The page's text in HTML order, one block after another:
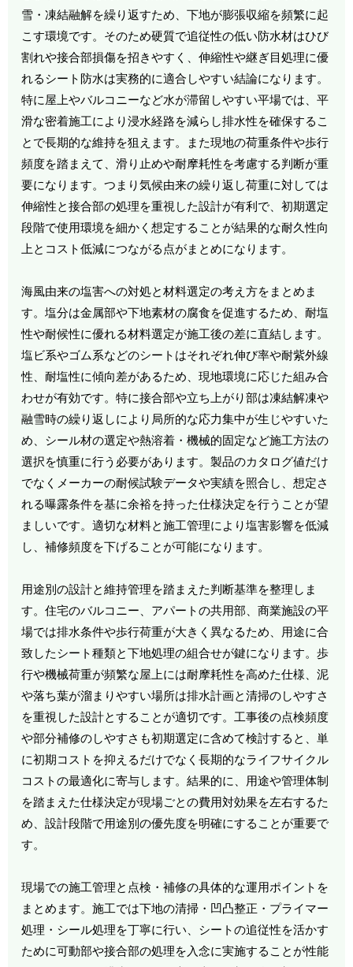
雪・凍結融解を繰り返すため、下地が膨張収縮を頻繁に起
こす環境です。そのため硬質で追従性の低い防水材はひび
割れや接合部損傷を招きやすく、伸縮性や継ぎ目処理に優
れるシート防水は実務的に適合しやすい結論になります。
特に屋上やバルコニーなど水が滞留しやすい平場では、平
滑な密着施工により浸水経路を減らし排水性を確保するこ
とで長期的な維持を狙えます。また現地の荷重条件や歩行
頻度を踏まえて、滑り止めや耐摩耗性を考慮する判断が重
要になります。つまり気候由来の繰り返し荷重に対しては
伸縮性と接合部の処理を重視した設計が有利で、初期選定
段階で使用環境を細かく想定することが結果的な耐久性向
上とコスト低減につながる点がまとめになります。
海風由来の塩害への対処と材料選定の考え方をまとめま
す。塩分は金属部や下地素材の腐食を促進するため、耐塩
性や耐候性に優れる材料選定が施工後の差に直結します。
塩ビ系やゴム系などのシートはそれぞれ伸び率や耐紫外線
性、耐塩性に傾向差があるため、現地環境に応じた組み合
わせが有効です。特に接合部や立ち上がり部は凍結解凍や
融雪時の繰り返しにより局所的な応力集中が生じやすいた
め、シール材の選定や熱溶着・機械的固定など施工方法の
選択を慎重に行う必要があります。製品のカタログ値だけ
でなくメーカーの耐候試験データや実績を照合し、想定さ
れる曝露条件を基に余裕を持った仕様決定を行うことが望
ましいです。適切な材料と施工管理により塩害影響を低減
し、補修頻度を下げることが可能になります。
用途別の設計と維持管理を踏まえた判断基準を整理しま
す。住宅のバルコニー、アパートの共用部、商業施設の平
場では排水条件や歩行荷重が大きく異なるため、用途に合
致したシート種類と下地処理の組合せが鍵になります。歩
行や機械荷重が頻繁な屋上には耐摩耗性を高めた仕様、泥
や落ち葉が溜まりやすい場所は排水計画と清掃のしやすさ
を重視した設計とすることが適切です。工事後の点検頻度
や部分補修のしやすさも初期選定に含めて検討すると、単
に初期コストを抑えるだけでなく長期的なライフサイクル
コストの最適化に寄与します。結果的に、用途や管理体制
を踏まえた仕様決定が現場ごとの費用対効果を左右するた
め、設計段階で用途別の優先度を明確にすることが重要で
す。
現場での施工管理と点検・補修の具体的な運用ポイントを
まとめます。施工では下地の清掃・凹凸整正・プライマー
処理・シール処理を丁寧に行い、シートの追従性を活かす
ために可動部や接合部の処理を入念に実施することが性能